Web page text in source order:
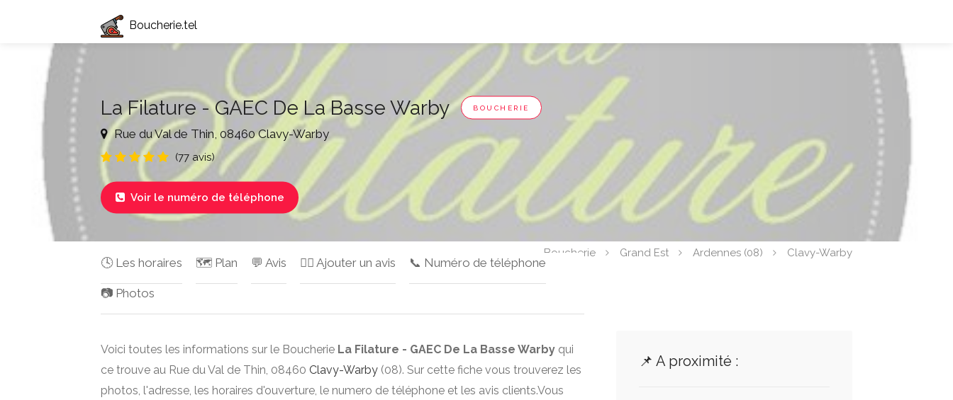
Boucherie.tel
La Filature - GAEC De La Basse Warby BOUCHERIE
Rue du Val de Thin, 08460 Clavy-Warby
(77 avis)
 Voir le numéro de téléphone
Boucherie Grand Est Ardennes (08) Clavy-Warby
🕓 Les horaires 🗺️ Plan 💬 Avis ✍🏻 Ajouter un avis 📞 Numéro de téléphone
📷 Photos
Voici toutes les informations sur le Boucherie La Filature - GAEC De La Basse Warby qui
ce trouve au Rue du Val de Thin, 08460 Clavy-Warby (08). Sur cette fiche vous trouverez les
photos, l'adresse, les horaires d'ouverture, le numero de téléphone et les avis clients.Vous
📌 A proximité :